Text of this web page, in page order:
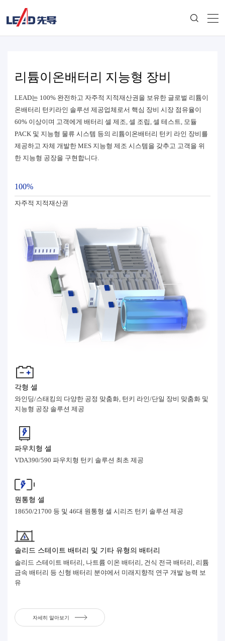
리튬이온배터리 지능형 장비
LEAD는 100% 완전하고 자주적 지적재산권을 보유한 글로벌 리튬이
온배터리 턴키라인 솔루션 제공업체로서 핵심 장비 시장 점유율이
60% 이상이며 고객에게 배터리 셀 제조, 셀 조립, 셀 테스트, 모듈
PACK 및 지능형 물류 시스템 등의 리튬이온배터리 턴키 라인 장비를
제공하고 자체 개발한 MES 지능형 제조 시스템을 갖추고 고객을 위
한 지능형 공장을 구현합니다.
100%
자주적 지적재산권
각형 셀
와인딩/스태킹의 다양한 공정 맞춤화, 턴키 라인/단일 장비 맞춤화 및
지능형 공장 솔루션 제공
파우치형 셀
VDA390/590 파우치형 턴키 솔루션 최초 제공
원통형 셀
18650/21700 등 및 46대 원통형 셀 시리즈 턴키 솔루션 제공
솔리드 스테이트 배터리 및 기타 유형의 배터리
솔리드 스테이트 배터리, 나트륨 이온 배터리, 건식 전극 배터리, 리튬
금속 배터리 등 신형 배터리 분야에서 미래지향적 연구 개발 능력 보
유
자세히 알아보기